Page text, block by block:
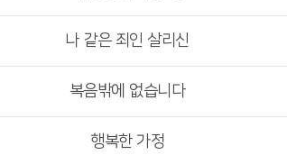
나 같은 죄인 살리신
복음밖에 없습니다
행복한 가정